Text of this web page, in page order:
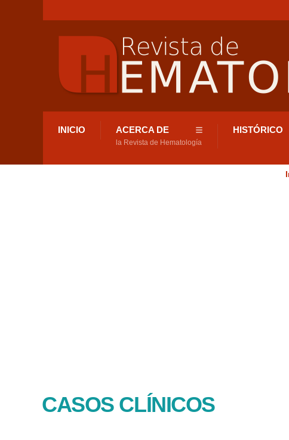
INICIO ACERCA DE
la Revista de Hematología
HISTÓRICO
CASOS CLÍNICOS